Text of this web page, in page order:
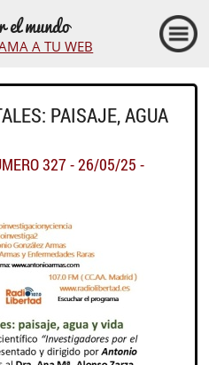
el mundo
A TU WEB
PAISAJE, AGUA
327 - 26/05/25 -